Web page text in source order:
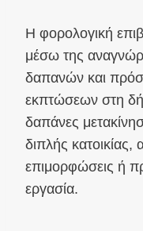
Η φορολογική
μέσω της
δαπανών και
εκπτώσεων στη
δαπάνες
διπλής κατοικίας,
επιμορφώσεις ή
εργασία.